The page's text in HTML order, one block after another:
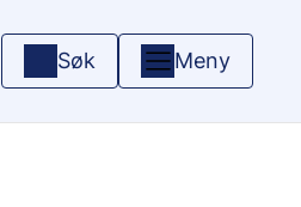
Søk Meny